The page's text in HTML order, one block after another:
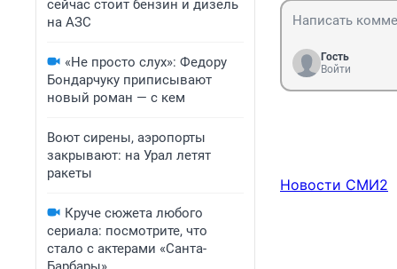
сейчас стоит бензин и дизель
на АЗС
«Не просто слух»: Федору
Бондарчуку приписывают
новый роман — с кем
Воют сирены, аэропорты
закрывают: на Урал летят
ракеты
Круче сюжета любого
сериала: посмотрите, что
стало с актерами «Санта-
Гость
Войти
Новости СМИ2